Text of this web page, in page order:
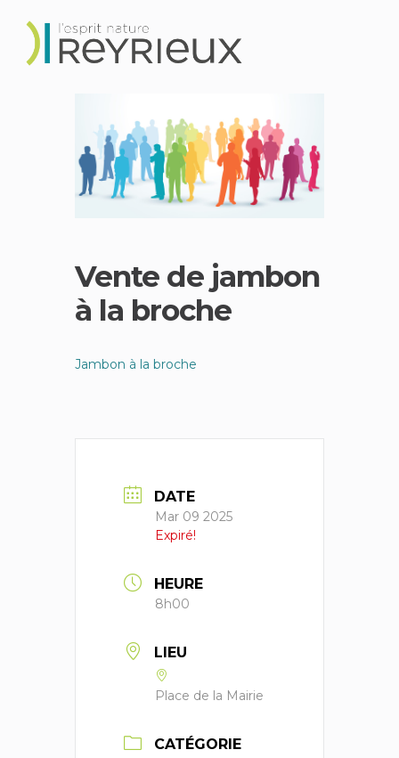
Vente de jambon
à la broche
Jambon à la broche
DATE
Mar 09 2025
Expiré!
HEURE
8h00
LIEU
Place de la Mairie
CATÉGORIE